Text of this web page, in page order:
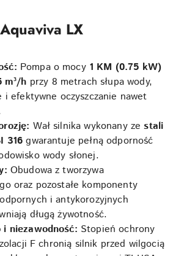
LX
Pompa o mocy 1 KM (0.75 kW)
m³/h przy 8 metrach słupa wody,
i efektywne oczyszczanie nawet
Wał silnika wykonany zestali
316 gwarantuje pełną odporność
wody słonej.
Obudowa z tworzywa
oraz pozostałe komponenty
i antykorozyjnych
długą żywotność.
niezawodność: Stopień ochrony
F chronią silnik przed wilgocią